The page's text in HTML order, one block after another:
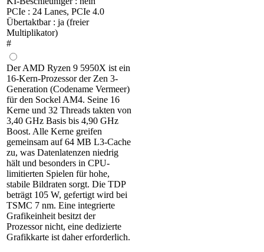
PCIe : 24 Lanes, PCIe 4.0
Übertaktbar : ja (freier
Multiplikator)
#
Der AMD Ryzen 9 5950X ist ein
16-Kern-Prozessor der Zen 3-
Generation (Codename Vermeer)
für den Sockel AM4. Seine 16
Kerne und 32 Threads takten von
3,40 GHz Basis bis 4,90 GHz
Boost. Alle Kerne greifen
gemeinsam auf 64 MB L3-Cache
zu, was Datenlatenzen niedrig
hält und besonders in CPU-
limitierten Spielen für hohe,
stabile Bildraten sorgt. Die TDP
beträgt 105 W, gefertigt wird bei
TSMC 7 nm. Eine integrierte
Grafikeinheit besitzt der
Prozessor nicht, eine dedizierte
Grafikkarte ist daher erforderlich.